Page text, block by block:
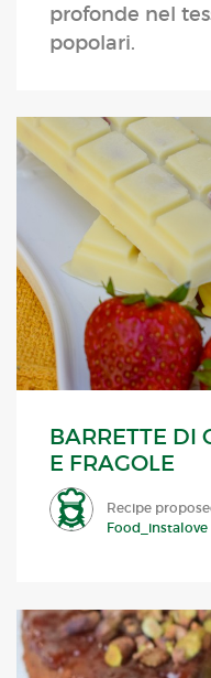
profonde nel
popolari.
BARRETTE DI
E FRAGOLE
Recipe
Food_instalove